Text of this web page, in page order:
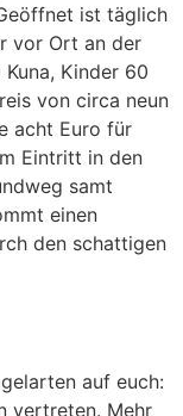
ist täglich
vor Ort an der
Kinder 60
von circa neun
acht Euro für
Eintritt in den
samt
einen
den schattigen
auf euch:
vertreten. Mehr